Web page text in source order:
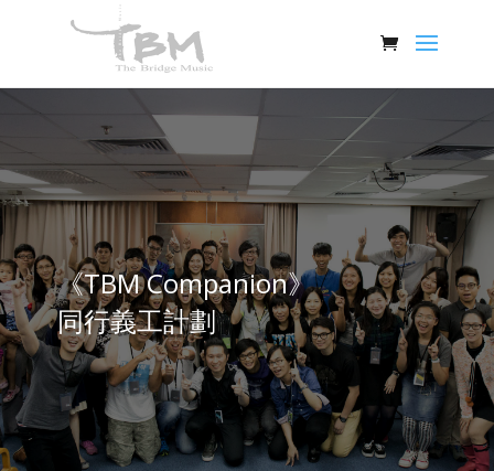
《TBM Companion》
同行義工計劃